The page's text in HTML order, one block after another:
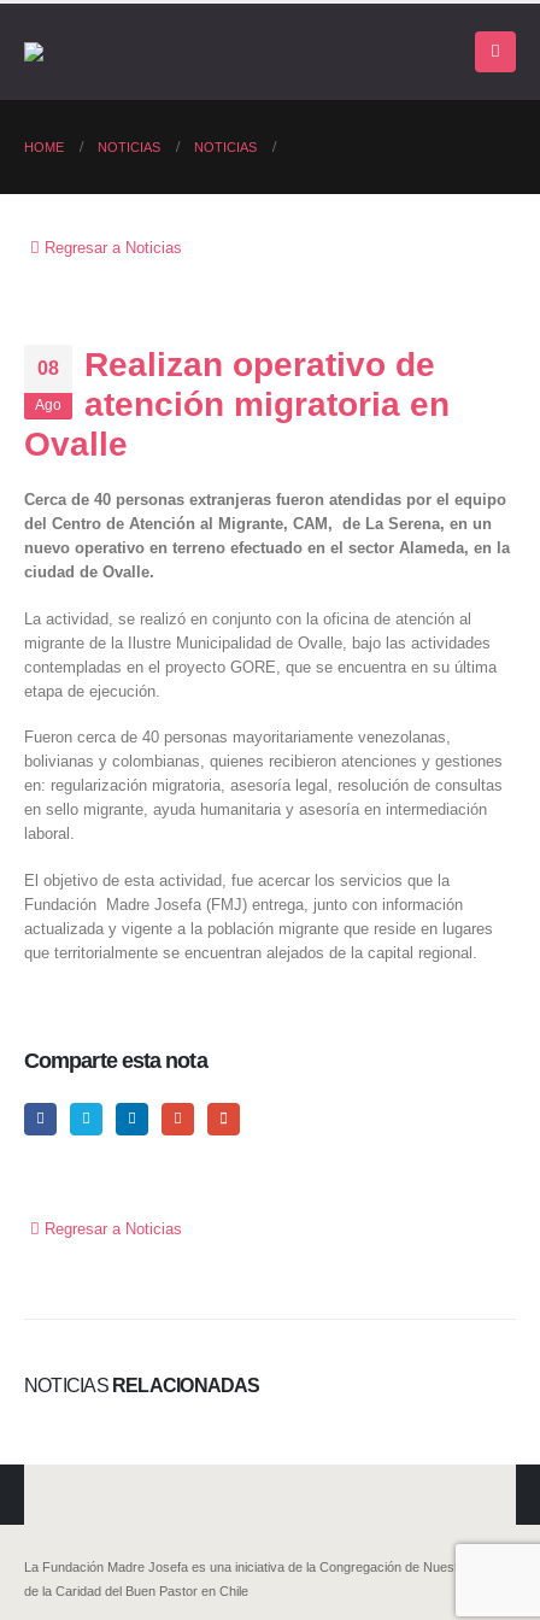
HOME NOTICIAS NOTICIAS
Regresar a Noticias
08
Ago
Realizan operativo de
atención migratoria en
Ovalle
Cerca de 40 personas extranjeras fueron atendidas por el equipo
del Centro de Atención al Migrante, CAM, de La Serena, en un
nuevo operativo en terreno efectuado en el sector Alameda, en la
ciudad de Ovalle.
La actividad, se realizó en conjunto con la oficina de atención al
migrante de la Ilustre Municipalidad de Ovalle, bajo las actividades
contempladas en el proyecto GORE, que se encuentra en su última
etapa de ejecución.
Fueron cerca de 40 personas mayoritariamente venezolanas,
bolivianas y colombianas, quienes recibieron atenciones y gestiones
en: regularización migratoria, asesoría legal, resolución de consultas
en sello migrante, ayuda humanitaria y asesoría en intermediación
laboral.
El objetivo de esta actividad, fue acercar los servicios que la
Fundación Madre Josefa (FMJ) entrega, junto con información
actualizada y vigente a la población migrante que reside en lugares
que territorialmente se encuentran alejados de la capital regional.
Comparte esta nota
Regresar a Noticias
NOTICIAS RELACIONADAS
La Fundación Madre Josefa es una iniciativa de la Congregación de Nuestra Señora
de la Caridad del Buen Pastor en Chile